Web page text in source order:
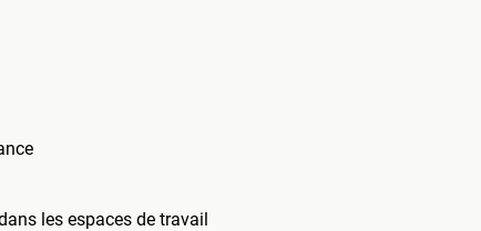
les espaces de travail